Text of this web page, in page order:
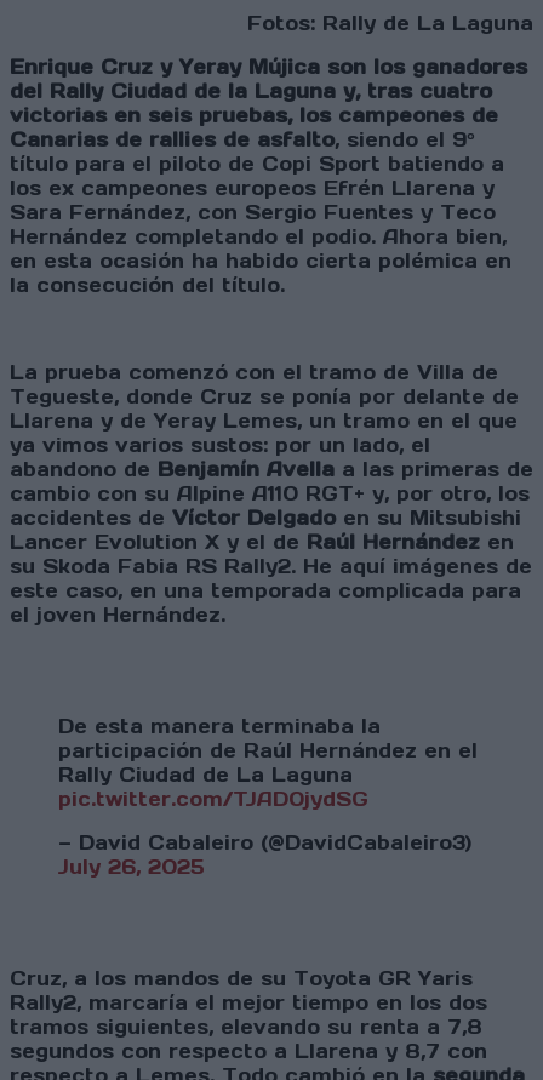
Fotos: Rally de La Laguna
Enrique Cruz y Yeray Mújica son los ganadores
del Rally Ciudad de la Laguna y, tras cuatro
victorias en seis pruebas, los campeones de
Canarias de rallies de asfalto, siendo el 9º
título para el piloto de Copi Sport batiendo a
los ex campeones europeos Efrén Llarena y
Sara Fernández, con Sergio Fuentes y Teco
Hernández completando el podio. Ahora bien,
en esta ocasión ha habido cierta polémica en
la consecución del título.
La prueba comenzó con el tramo de Villa de
Tegueste, donde Cruz se ponía por delante de
Llarena y de Yeray Lemes, un tramo en el que
ya vimos varios sustos: por un lado, el
abandono de Benjamín Avella a las primeras de
cambio con su Alpine A110 RGT+ y, por otro, los
accidentes de Víctor Delgado en su Mitsubishi
Lancer Evolution X y el de Raúl Hernández en
su Skoda Fabia RS Rally2. He aquí imágenes de
este caso, en una temporada complicada para
el joven Hernández.
De esta manera terminaba la
participación de Raúl Hernández en el
Rally Ciudad de La Laguna
pic.twitter.com/TJAD0jydSG
— David Cabaleiro (@DavidCabaleiro3)
July 26, 2025
Cruz, a los mandos de su Toyota GR Yaris
Rally2, marcaría el mejor tiempo en los dos
tramos siguientes, elevando su renta a 7,8
segundos con respecto a Llarena y 8,7 con